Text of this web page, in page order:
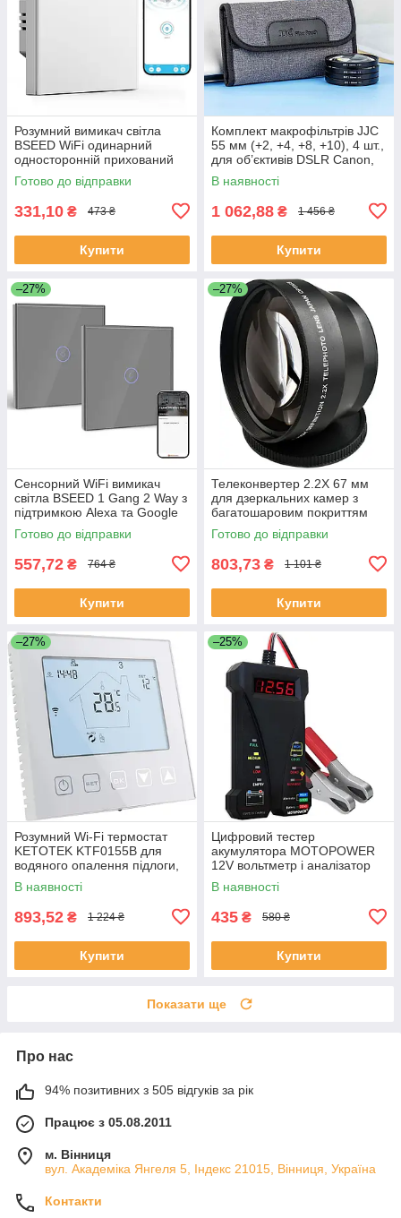
Розумний вимикач світла
BSEED WiFi одинарний
односторонній прихований
монтаж білий Alexa Google
Home Smart Life
Готово до відправки
331,10 ₴ 473 ₴
Купити
Комплект макрофільтрів JJC
55 мм (+2, +4, +8, +10), 4 шт.,
для об’єктивів DSLR Canon,
Nikon, Sony, Pentax, Olympus,
Fujifilm
В наявності
1 062,88 ₴ 1 456 ₴
Купити
–27%
Сенсорний WiFi вимикач
світла BSEED 1 Gang 2 Way з
підтримкою Alexa та Google
Home сірий
Готово до відправки
557,72 ₴ 764 ₴
Купити
–27%
Телеконвертер 2.2X 67 мм
для дзеркальних камер з
багатошаровим покриттям
Готово до відправки
803,73 ₴ 1 101 ₴
Купити
–27%
Розумний Wi‑Fi термостат
KETOTEK KTF0155B для
водяного опалення підлоги,
3 A, сумісний з Alexa та Smart
Life/Tuya
В наявності
893,52 ₴ 1 224 ₴
Купити
–25%
Цифровий тестер
акумулятора MOTOPOWER
12V вольтметр і аналізатор
системи заряджання
генератора LCD дисплей
В наявності
435 ₴ 580 ₴
Купити
Показати ще
Про нас
94% позитивних з 505 відгуків за рік
Працює з 05.08.2011
м. Вінниця
вул. Академіка Янгеля 5, Індекс 21015, Вінниця, Україна
Контакти